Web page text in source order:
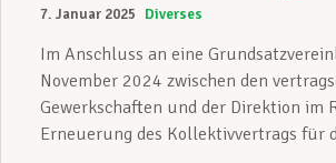
7. Januar 2025 Diverses
Im Anschluss an eine
November 2024 zwischen den
Gewerkschaften und der Direktion im
Erneuerung des Kollektivvertrags für